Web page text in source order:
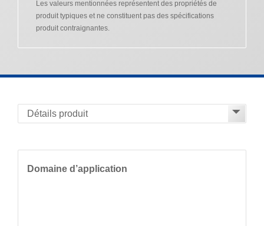
Les valeurs mentionnées représentent des propriétés de
produit typiques et ne constituent pas des spécifications
produit contraignantes.
Domaine d’application